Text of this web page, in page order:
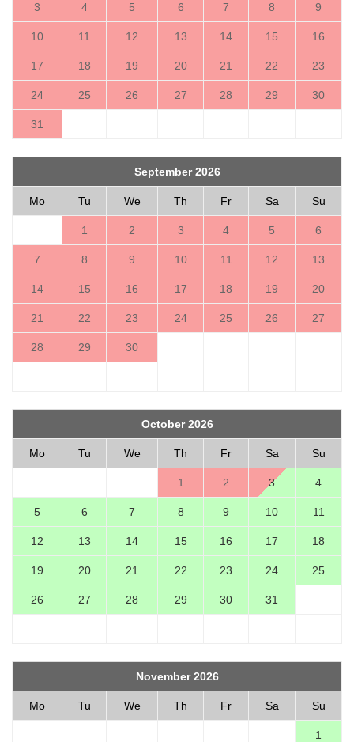
3 4 5 6 7 8 9
10 11 12 13 14 15 16
17 18 19 20 21 22 23
24 25 26 27 28 29 30
31
September 2026
Mo Tu We Th Fr Sa Su
1 2 3 4 5 6
7 8 9 10 11 12 13
14 15 16 17 18 19 20
21 22 23 24 25 26 27
28 29 30
October 2026
Mo Tu We Th Fr Sa Su
1 2 3 4
5 6 7 8 9 10 11
12 13 14 15 16 17 18
19 20 21 22 23 24 25
26 27 28 29 30 31
November 2026
Mo Tu We Th Fr Sa Su
1